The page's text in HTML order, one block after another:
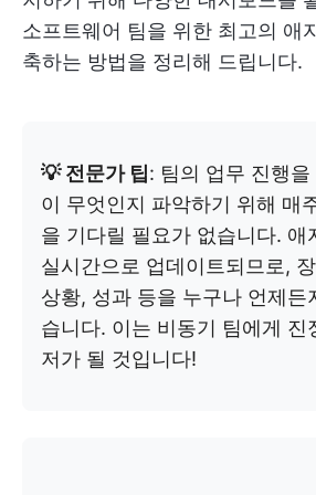
소프트웨어 팀을 위한 최고의 애
축하는 방법을 정리해 드립니다.
💡 전문가 팁: 팀의 업무 진행을
이 무엇인지 파악하기 위해 매
을 기다릴 필요가 없습니다. 애
실시간으로 업데이트되므로,
상황, 성과 등을 누구나 언제든
습니다. 이는 비동기 팀에게 진
저가 될 것입니다!